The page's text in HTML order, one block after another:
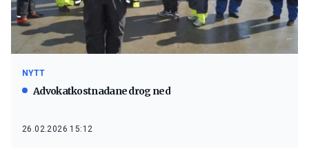
NYTT
Advokatkostnadane drog ned
26.02.2026 15:12